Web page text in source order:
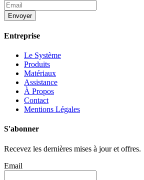
Envoyer
Entreprise
Le Système
Produits
Matériaux
Assistance
À Propos
Contact
Mentions Légales
S'abonner
Recevez les dernières mises à jour et offres.
Email